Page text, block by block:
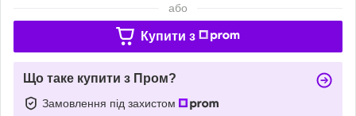
або
Купити з
Що таке купити з Пром?
Замовлення під захистом